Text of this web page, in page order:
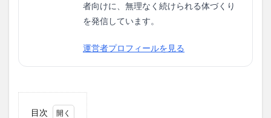
者向けに、無理なく続けられる体づくり
を発信しています。
運営者プロフィールを見る
目次